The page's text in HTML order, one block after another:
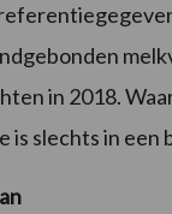
in 2018.
is slechts in